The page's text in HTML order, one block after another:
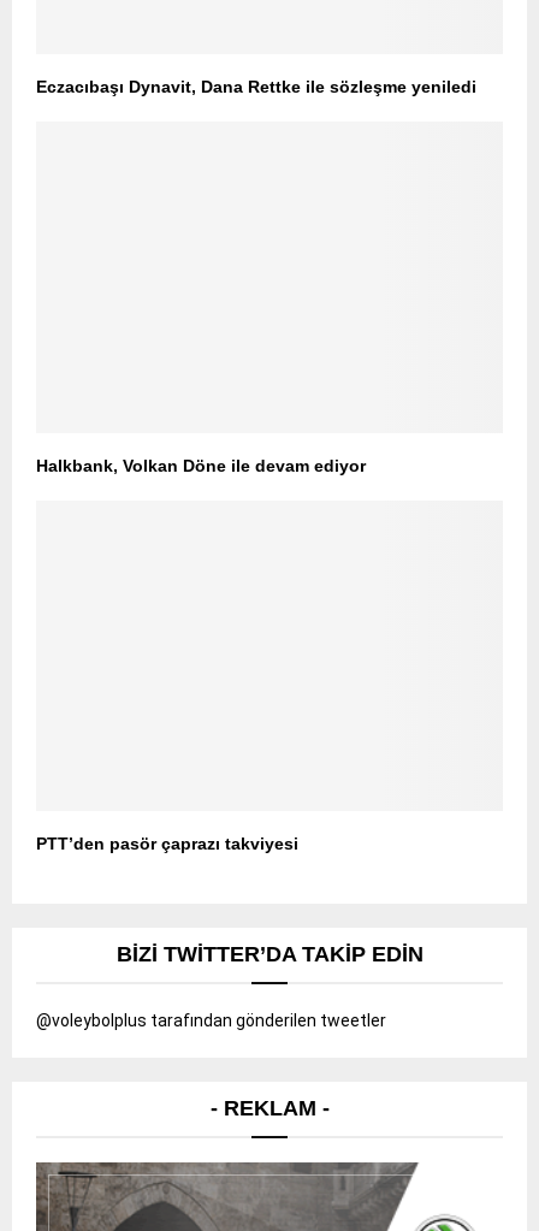
Eczacıbaşı Dynavit, Dana Rettke ile sözleşme yeniledi
Halkbank, Volkan Döne ile devam ediyor
PTT’den pasör çaprazı takviyesi
BIZI TWITTER’DA TAKIP EDIN
@voleybolplus tarafından gönderilen tweetler
- REKLAM -